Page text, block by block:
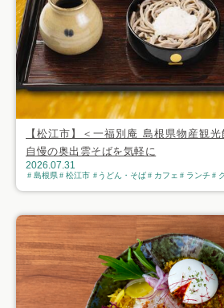
【松江市】＜一福別庵 島根県物産観
自慢の奥出雲そばを気軽に
2026.07.31
島根県 松江市 うどん・そば カフェ ランチ